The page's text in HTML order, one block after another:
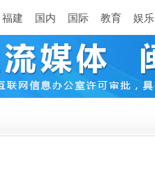
福建 国内 国际 教育 娱乐